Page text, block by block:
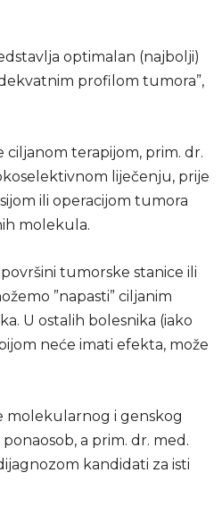
optimalan (najbolji)
profilom tumora”,
ciljanom terapijom, prim. dr.
liječenju, prije
ili operacijom tumora
molekula.
tumorske stanice ili
”napasti” ciljanim
U ostalih bolesnika (iako
neće imati efekta, može
molekularnog i genskog
a prim. dr. med.
kandidati za isti